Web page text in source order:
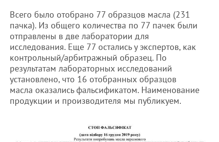
Всего было отобрано 77 образцов масла (231
пачка). Из общего количества по 77 пачек были
отправлены в две лаборатории для
исследования. Еще 77 остались у экспертов, как
контрольный/арбитражный образец. По
результатам лабораторных исследований
установлено, что 16 отобранных образцов
масла оказались фальсификатом. Наименование
продукции и производителя мы публикуем.